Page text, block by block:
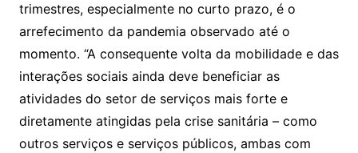
trimestres, especialmente no curto prazo, é o
arrefecimento da pandemia observado até o
momento. “A consequente volta da mobilidade e das
interações sociais ainda deve beneficiar as
atividades do setor de serviços mais forte e
diretamente atingidas pela crise sanitária – como
outros serviços e serviços públicos, ambas com